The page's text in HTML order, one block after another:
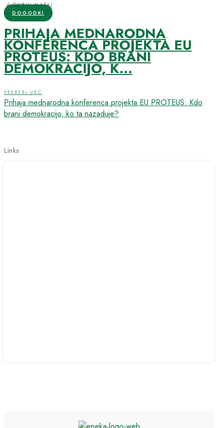
4 DNEVI NAZAJ
DOGODKI
PRIHAJA MEDNARODNA
KONFERENCA PROJEKTA EU
PROTEUS: KDO BRANI
DEMOKRACIJO, K...
PREBERI VEČ
Prihaja mednarodna konferenca projekta EU PROTEUS: Kdo
brani demokracijo, ko ta nazaduje?
Links